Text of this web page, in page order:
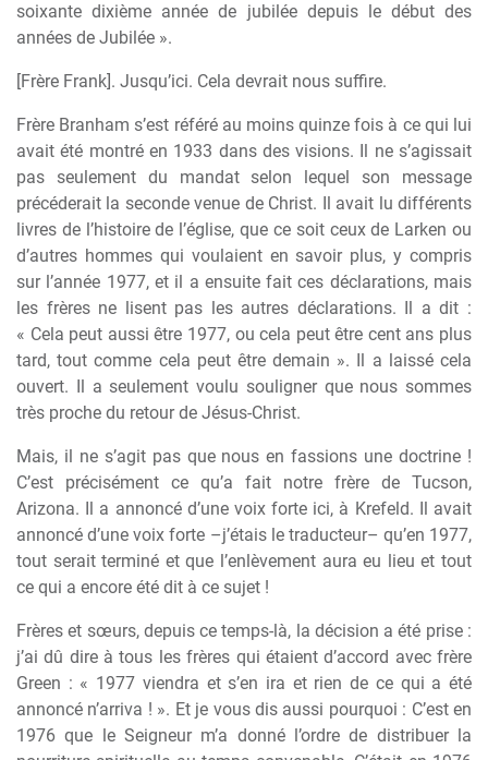
soixante dixième année de jubilée depuis le début des
années de Jubilée ».
[Frère Frank]. Jusqu’ici. Cela devrait nous suffire.
Frère Branham s’est référé au moins quinze fois à ce qui lui
avait été montré en 1933 dans des visions. Il ne s’agissait
pas seulement du mandat selon lequel son message
précéderait la seconde venue de Christ. Il avait lu différents
livres de l’histoire de l’église, que ce soit ceux de Larken ou
d’autres hommes qui voulaient en savoir plus, y compris
sur l’année 1977, et il a ensuite fait ces déclarations, mais
les frères ne lisent pas les autres déclarations. Il a dit :
« Cela peut aussi être 1977, ou cela peut être cent ans plus
tard, tout comme cela peut être demain ». Il a laissé cela
ouvert. Il a seulement voulu souligner que nous sommes
très proche du retour de Jésus-Christ.
Mais, il ne s’agit pas que nous en fassions une doctrine !
C’est précisément ce qu’a fait notre frère de Tucson,
Arizona. Il a annoncé d’une voix forte ici, à Krefeld. Il avait
annoncé d’une voix forte –j’étais le traducteur– qu’en 1977,
tout serait terminé et que l’enlèvement aura eu lieu et tout
ce qui a encore été dit à ce sujet !
Frères et sœurs, depuis ce temps-là, la décision a été prise :
j’ai dû dire à tous les frères qui étaient d’accord avec frère
Green : « 1977 viendra et s’en ira et rien de ce qui a été
annoncé n’arriva ! ». Et je vous dis aussi pourquoi : C’est en
1976 que le Seigneur m’a donné l’ordre de distribuer la